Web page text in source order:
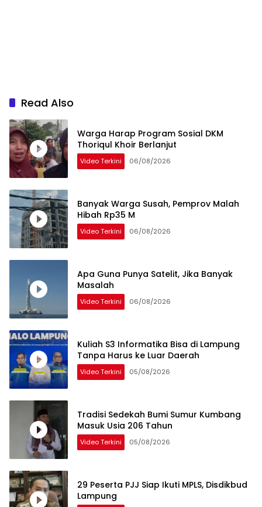
Read Also
Warga Harap Program Sosial DKM
Thoriqul Khoir Berlanjut
Video Terkini 06/08/2026
Banyak Warga Susah, Pemprov Malah
Hibah Rp35 M
Video Terkini 06/08/2026
Apa Guna Punya Satelit, Jika Banyak
Masalah
Video Terkini 06/08/2026
Kuliah S3 Informatika Bisa di Lampung
Tanpa Harus ke Luar Daerah
Video Terkini 05/08/2026
Tradisi Sedekah Bumi Sumur Kumbang
Masuk Usia 206 Tahun
Video Terkini 05/08/2026
29 Peserta PJJ Siap Ikuti MPLS, Disdikbud
Lampung